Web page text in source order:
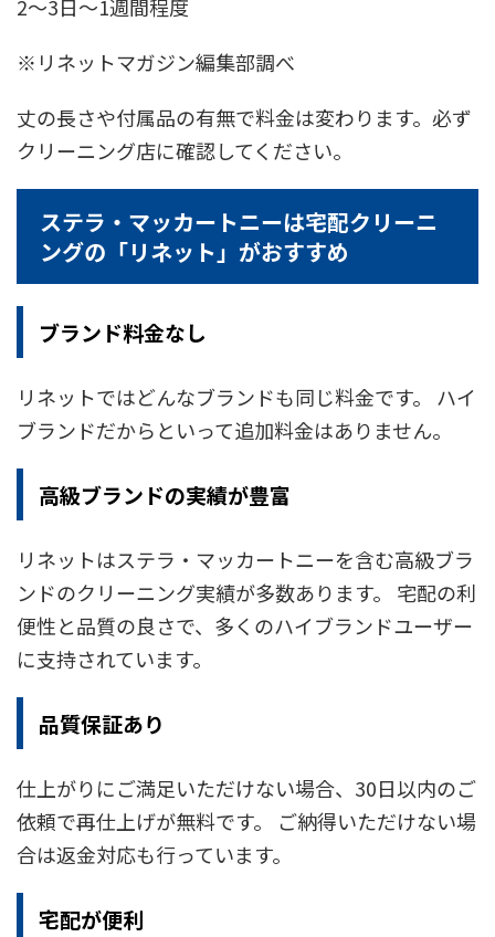
2〜3日〜1週間程度
※リネットマガジン編集部調べ
丈の長さや付属品の有無で料金は変わります。必ず
クリーニング店に確認してください。
ステラ・マッカートニーは宅配クリーニ
ングの「リネット」がおすすめ
ブランド料金なし
リネットではどんなブランドも同じ料金です。 ハイ
ブランドだからといって追加料金はありません。
高級ブランドの実績が豊富
リネットはステラ・マッカートニーを含む高級ブラ
ンドのクリーニング実績が多数あります。 宅配の利
便性と品質の良さで、多くのハイブランドユーザー
に支持されています。
品質保証あり
仕上がりにご満足いただけない場合、30日以内のご
依頼で再仕上げが無料です。 ご納得いただけない場
合は返金対応も行っています。
宅配が便利